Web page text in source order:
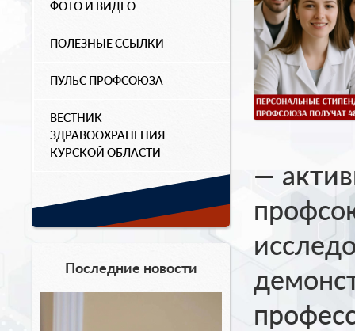
ФОТО И ВИДЕО
ПОЛЕЗНЫЕ ССЫЛКИ
ПУЛЬС ПРОФСОЮЗА
ВЕСТНИК
ЗДРАВООХРАНЕНИЯ
КУРСКОЙ ОБЛАСТИ
Последние новости
—